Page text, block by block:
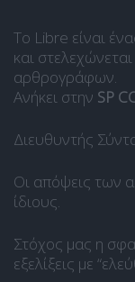
Το Libre είναι
και
αρθρογράφων.
Ανήκει στην SP
Διευθυντής
Οι απόψεις των
ίδιους.
Στόχος μας η
εξελίξεις με